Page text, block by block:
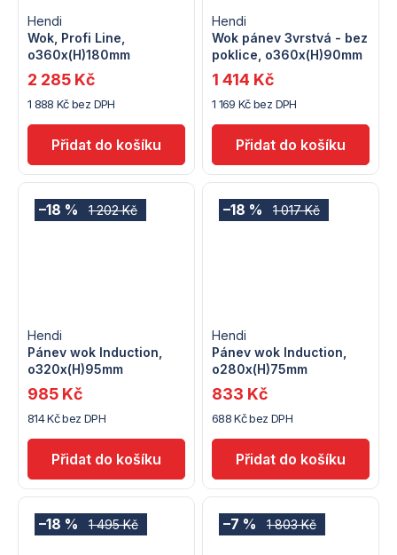
Wok, Profi Line,
o360x(H)180mm
Hendi
1 888 Kč bez DPH
2 285 Kč
Wok pánev 3vrstvá - bez
poklice, o360x(H)90mm
Hendi
1 169 Kč bez DPH
1 414 Kč
1 202 Kč
–18 %
Pánev wok Induction,
o320x(H)95mm
Hendi
814 Kč bez DPH
985 Kč
1 017 Kč
–18 %
Pánev wok Induction,
o280x(H)75mm
Hendi
688 Kč bez DPH
833 Kč
1 495 Kč
–18 % 1 803 Kč
–7 %